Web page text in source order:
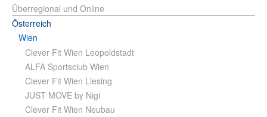
Überregional und Online
Österreich
Wien
Clever Fit Wien Leopoldstadt
ALFA Sportsclub Wien
Clever Fit Wien Liesing
JUST MOVE by Nigi
Clever Fit Wien Neubau